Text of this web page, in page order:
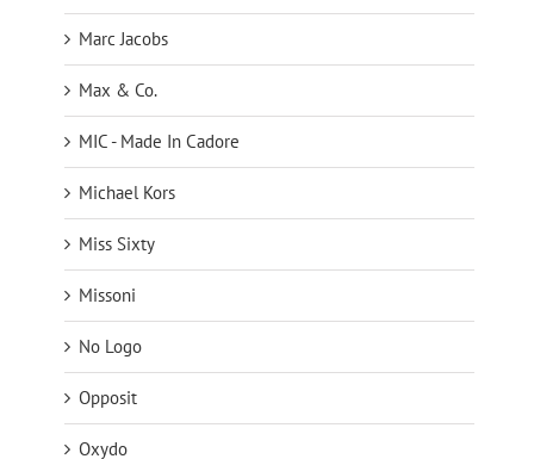
Marc Jacobs
Max & Co.
MIC - Made In Cadore
Michael Kors
Miss Sixty
Missoni
No Logo
Opposit
Oxydo